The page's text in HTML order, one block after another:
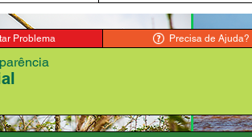
Problema Precisa de Ajuda?